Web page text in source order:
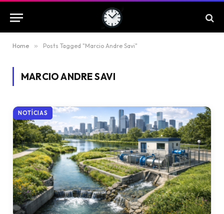
Home » Posts Tagged "Marcio Andre Savi"
MARCIO ANDRE SAVI
NOTÍCIAS